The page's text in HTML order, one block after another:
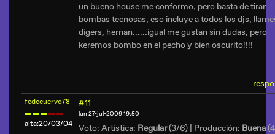
un bueno house me conformo, pero basta de tirar
bombas tecnosas, eso incluye a todos los djs,
digers, hernan......igual me gustan sin dudas, pero
keremos bombo en el pecho y bien oscurito!!!!
fedecuervo78
alta:20/03/04
#11
lun 27-jul-2009 19:50
Voto: Artística: Regular(3/6) | Producción: Buena